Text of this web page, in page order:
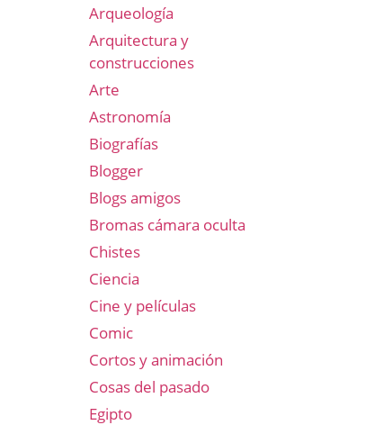
Arqueología
Arquitectura y
construcciones
Arte
Astronomía
Biografías
Blogger
Blogs amigos
Bromas cámara oculta
Chistes
Ciencia
Cine y películas
Comic
Cortos y animación
Cosas del pasado
Egipto